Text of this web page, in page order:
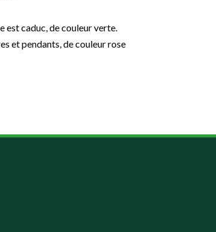
est caduc, de couleur verte.
et pendants, de couleur rose